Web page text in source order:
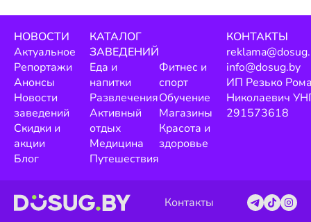
НОВОСТИ
Актуальное
Репортажи
Анонсы
Новости
заведений
Скидки и
акции
Блог
КАТАЛОГ
ЗАВЕДЕНИЙ
Еда и
напитки
Развлечения
Активный
отдых
Медицина
Путешествия
Фитнес и
спорт
Обучение
Магазины
Красота и
здоровье
КОНТАКТЫ
info@dosug.by
ИП Резько
Николаевич
291573618
Контакты